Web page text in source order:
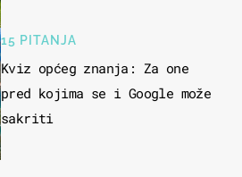
15 PITANJA
Kviz općeg znanja: Za one
pred kojima se i Google može
sakriti